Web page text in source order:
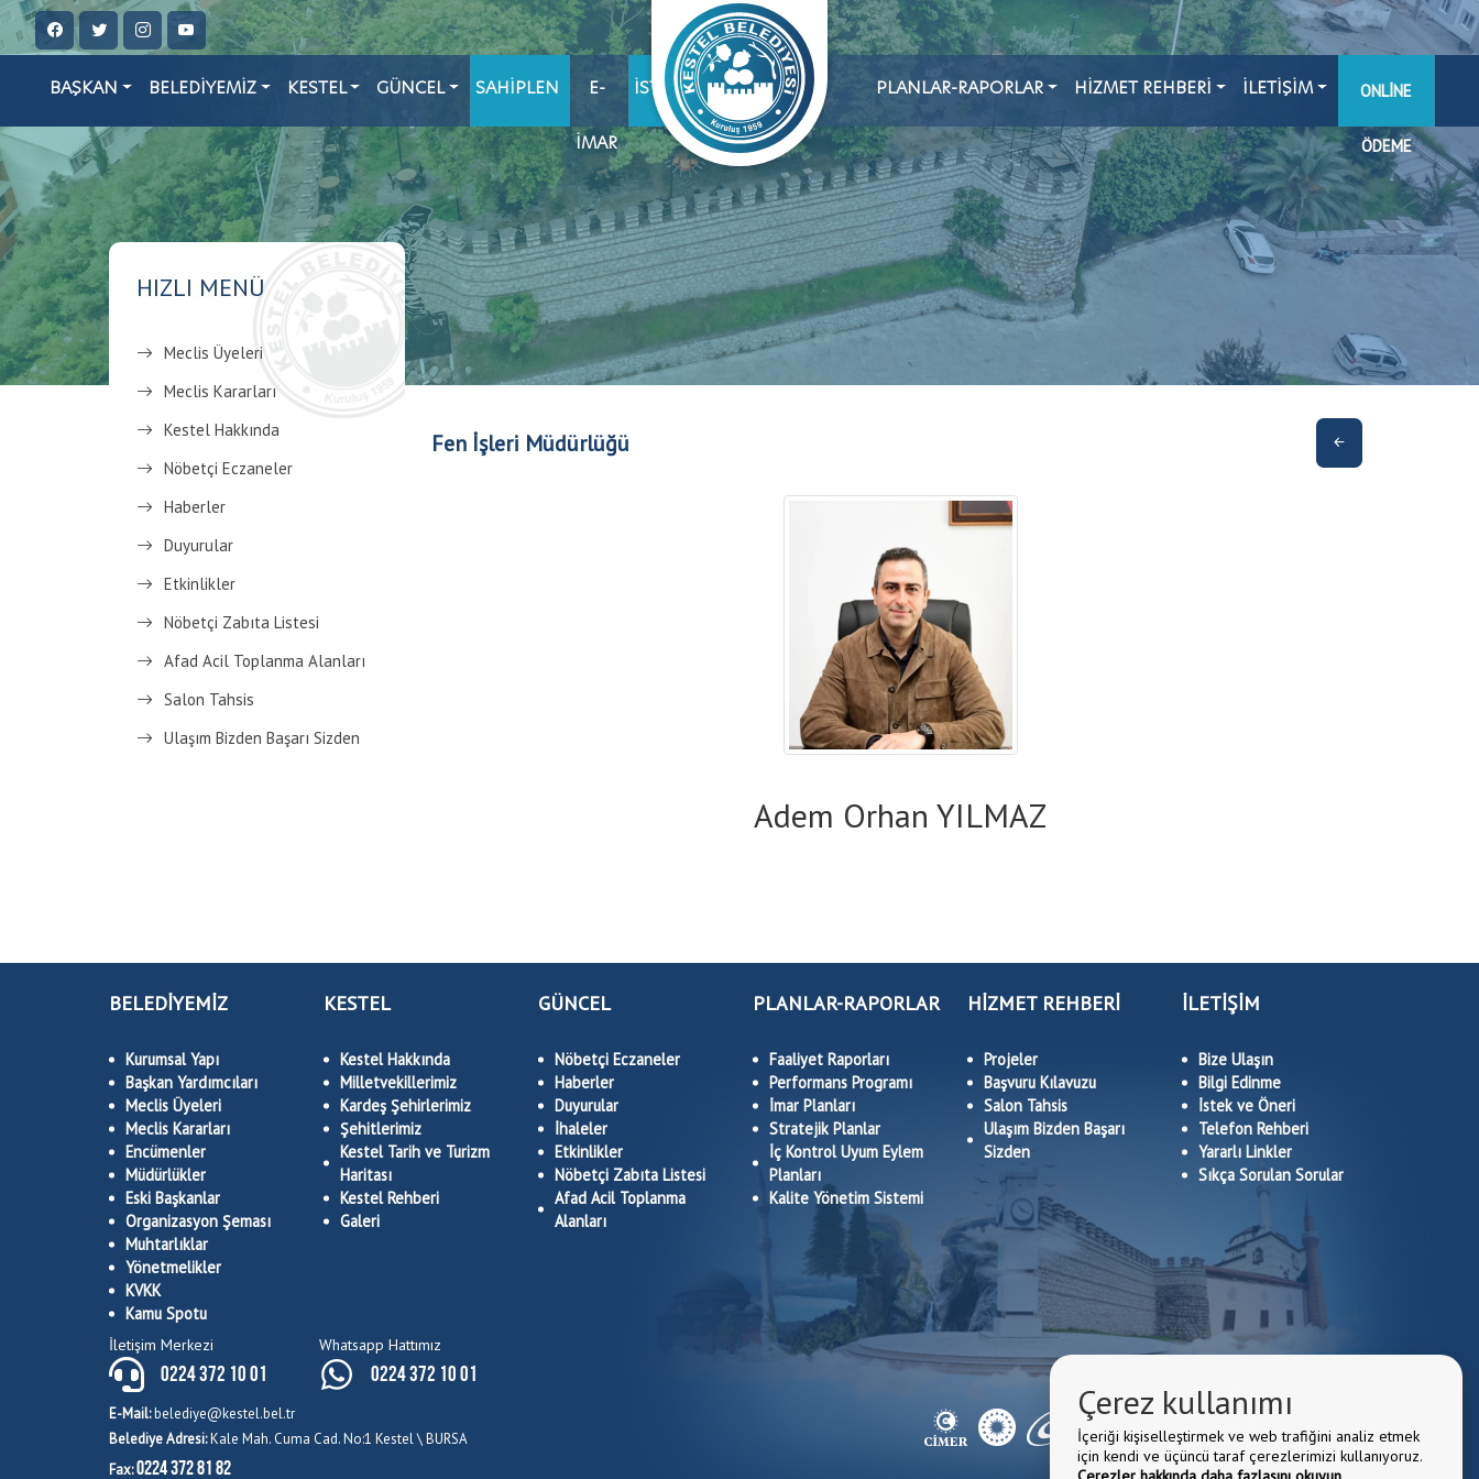
BAŞKAN BELEDİYEMİZ KESTEL GÜNCEL SAHIPLEN E-
İMAR
İSTIHDAM PLANLAR-RAPORLAR HİZMET REHBERİ İLETİŞİM ONLINE
ÖDEME
HIZLI MENÜ
Meclis Üyeleri
Meclis Kararları
Kestel Hakkında
Nöbetçi Eczaneler
Haberler
Duyurular
Etkinlikler
Nöbetçi Zabıta Listesi
Afad Acil Toplanma Alanları
Salon Tahsis
Ulaşım Bizden Başarı Sizden
Fen İşleri Müdürlüğü
Adem Orhan YILMAZ
BELEDİYEMİZ
Kurumsal Yapı
Başkan Yardımcıları
Meclis Üyeleri
Meclis Kararları
Encümenler
Müdürlükler
Eski Başkanlar
Organizasyon Şeması
Muhtarlıklar
Yönetmelikler
KVKK
Kamu Spotu
KESTEL
Kestel Hakkında
Milletvekillerimiz
Kardeş Şehirlerimiz
Şehitlerimiz
Kestel Tarih ve Turizm
Haritası
Kestel Rehberi
Galeri
GÜNCEL
Nöbetçi Eczaneler
Haberler
Duyurular
İhaleler
Etkinlikler
Nöbetçi Zabıta Listesi
Afad Acil Toplanma
Alanları
PLANLAR-RAPORLAR
Faaliyet Raporları
Performans Programı
İmar Planları
Stratejik Planlar
İç Kontrol Uyum Eylem
Planları
Kalite Yönetim Sistemi
HİZMET REHBERİ
Projeler
Başvuru Kılavuzu
Salon Tahsis
Ulaşım Bizden Başarı
Sizden
İLETİŞİM
Bize Ulaşın
Bilgi Edinme
İstek ve Öneri
Telefon Rehberi
Yararlı Linkler
Sıkça Sorulan Sorular
İletişim Merkezi
0224 372 10 01
Whatsapp Hattımız
0224 372 10 01
E-Mail:belediye@kestel.bel.tr
Belediye Adresi:Kale Mah. Cuma Cad. No:1 Kestel \ BURSA
Fax:0224 372 81 82
Çerez kullanımı
İçeriği kişiselleştirmek ve web trafiğini analiz etmek
için kendi ve üçüncü taraf çerezlerimizi kullanıyoruz.